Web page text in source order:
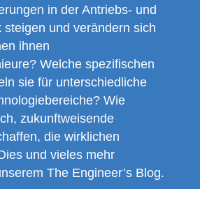
in der Antriebs- und
steigen und verändern sich
ihnen
Welche spezifischen
sie für unterschiedliche
Wie
zukunftweisende
die wirklichen
und vieles mehr
The Engineer’s Blog.